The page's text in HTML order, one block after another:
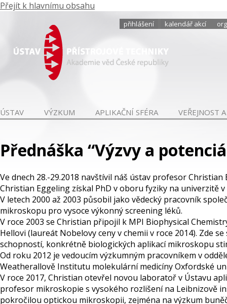
Přejít k hlavnímu obsahu
přihlášení kalendář akcí
ÚSTAV VÝZKUM APLIKAČNÍ SFÉRA VEŘEJNOST
Přednáška “Výzvy a
Ve dnech 28.-29.2018 navštívil náš ústav profesor Christian
Christian Eggeling získal PhD v oboru fyziky na univerzitě
V letech 2000 až 2003 působil jako vědecký pracovník
mikroskopu pro vysoce výkonný screening léků.
V roce 2003 se Christian připojil k MPI Biophysical
Hellovi (laureát Nobelovy ceny v chemii v roce 2014). Zde
schopností, konkrétně biologických aplikací mikroskopu
Od roku 2012 je vedoucím výzkumným pracovníkem v
Weatherallově Institutu molekulární medicíny Oxfordské
V roce 2017, Christian otevřel novou laboratoř v Ústavu
profesor mikroskopie s vysokého rozlišení na Leibnizově
pokročilou optickou mikroskopii, zejména na výzkum